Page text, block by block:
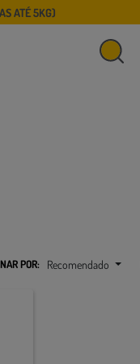
ATÉ 5KG)
POR: Recomendado